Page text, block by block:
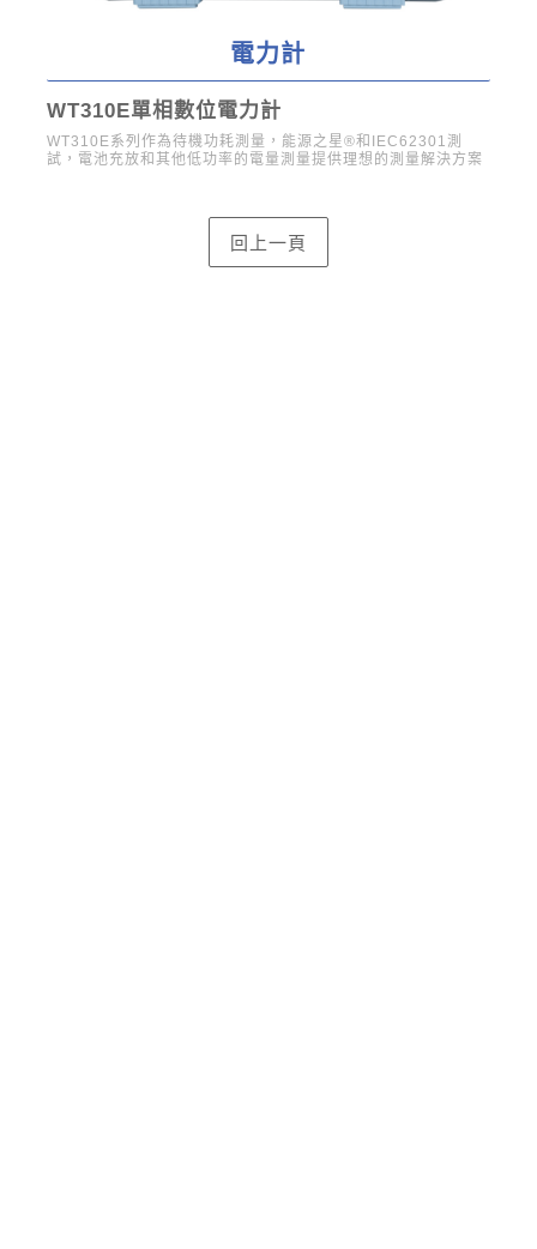
電力計
WT310E單相數位電力計
WT310E系列作為待機功耗測量，能源之星®和IEC62301測
試，電池充放和其他低功率的電量測量提供理想的測量解決方案